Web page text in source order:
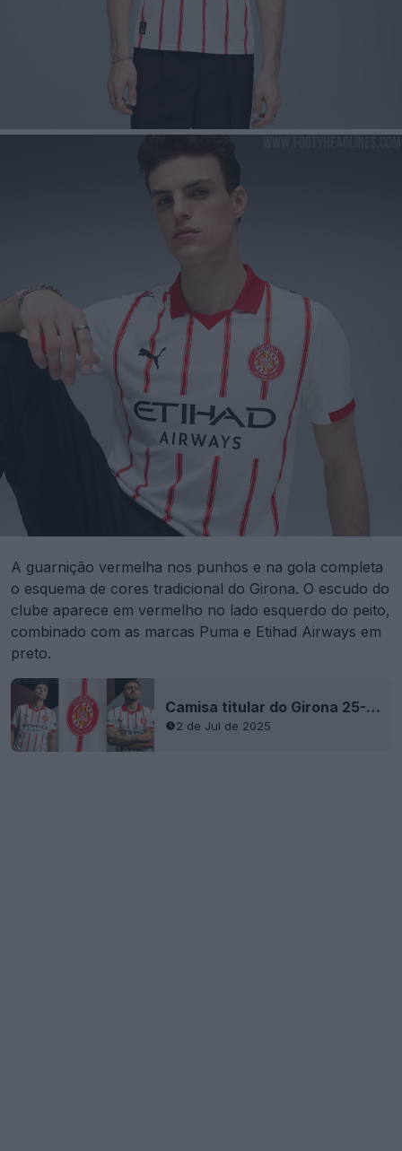
A guarnição vermelha nos punhos e na gola completa
o esquema de cores tradicional do Girona. O escudo do
clube aparece em vermelho no lado esquerdo do peito,
combinado com as marcas Puma e Etihad Airways em
preto.
Camisa titular do Girona 25-26 lançada
2 de Jul de 2025